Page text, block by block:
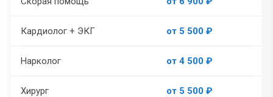
Кардиолог + ЭКГ от 5 500 ₽
Нарколог от 4 500 ₽
Хирург от 5 500 ₽